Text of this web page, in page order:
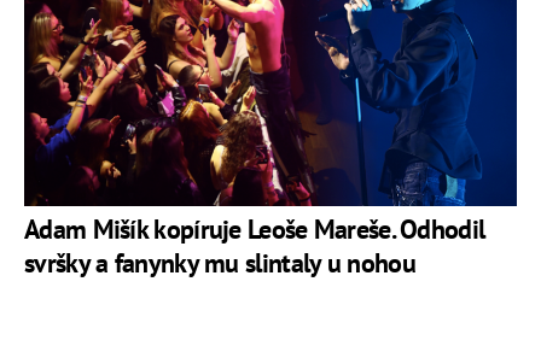
Adam Mišík kopíruje Leoše Mareše. Odhodil
svršky a fanynky mu slintaly u nohou